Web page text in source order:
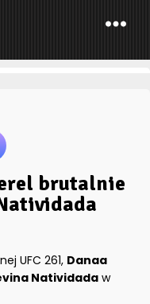
Natividada [WIDEO]
brutalnie
UFC 261, Danaa
Natividada w